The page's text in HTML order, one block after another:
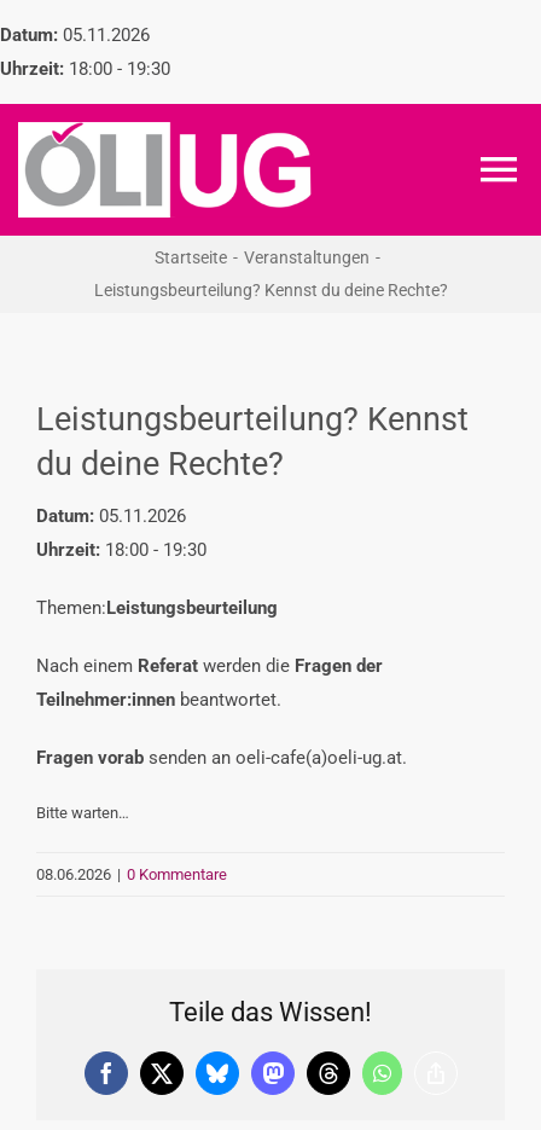
Datum: 05.11.2026
Uhrzeit: 18:00 - 19:30
NEWS
RECHT
INTERESSENSVERTRETUNG
Startseite
Veranstaltungen
Leistungsbeurteilung? Kennst du deine Rechte?
Leistungsbeurteilung? Kennst
du deine Rechte?
Datum: 05.11.2026
Uhrzeit: 18:00 - 19:30
Themen:Leistungsbeurteilung
Nach einem Referat werden die Fragen der
Teilnehmer:innen beantwortet.
Fragen vorab senden an oeli-cafe(a)oeli-ug.at.
Bitte warten…
08.06.2026 | 0 Kommentare
Teile das Wissen!
Facebook
X BlueskyMastodonThreadsWhatsApp